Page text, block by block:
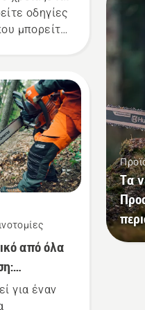
οδηγίες
μπορείτε
από όλα
αλυσίδας
X-
για έναν
Τα